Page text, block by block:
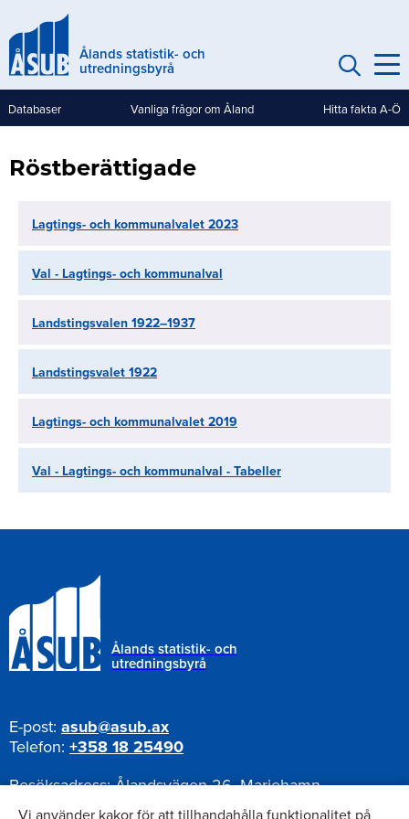
till
huvudinnehållÅlands statistik- och
utredningsbyrå
Genvägar
Databaser Vanliga frågor om Åland Hitta fakta A-Ö
Röstberättigade
Lagtings- och kommunalvalet 2023
Val - Lagtings- och kommunalval
Landstingsvalen 1922–1937
Landstingsvalet 1922
Lagtings- och kommunalvalet 2019
Val - Lagtings- och kommunalval - Tabeller
Ålands statistik- och
utredningsbyrå
E-post: asub@asub.ax
Telefon: +358 18 25490
Besöksadress:Ålandsvägen 26, Mariehamn
Postadress:
Pb 1187, AX-22111 Mariehamn
Vi använder kakor för att tillhandahålla funktionalitet på